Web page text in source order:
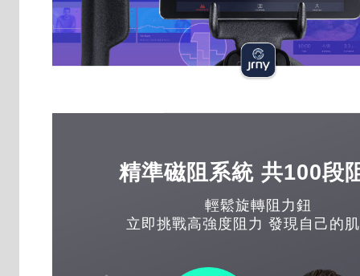
精準磁阻系統 共100段
輕鬆旋轉阻力鈕
立即挑戰高強度阻力 發現自己的